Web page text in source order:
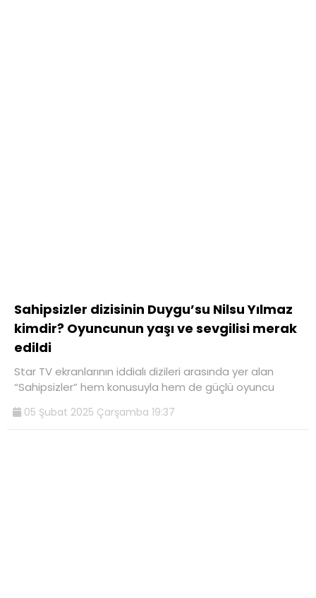
Sahipsizler dizisinin Duygu’su Nilsu Yılmaz
kimdir? Oyuncunun yaşı ve sevgilisi merak
edildi
Star TV ekranlarının iddialı dizileri arasında yer alan
“Sahipsizler” hem konusuyla hem de güçlü oyuncu
05 Şubat 2025 Çarşamba 19:37